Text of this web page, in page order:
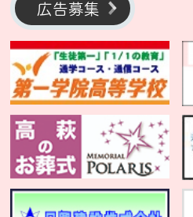
広告募集